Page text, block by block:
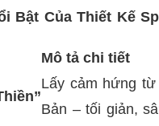
Bật Của Thiết Kế
Mô tả chi tiết
Lấy cảm hứng
Bản – tối giản,